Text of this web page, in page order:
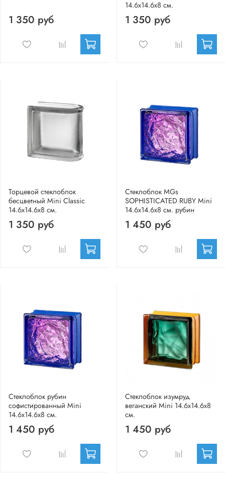
1 350 руб
14.6x14.6x8 см.
1 350 руб
Торцевой стеклоблок
бесцветный Mini Classic
14.6x14.6x8 см.
1 350 руб
Стеклоблок MGs
SOPHISTICATED RUBY Mini
14.6x14.6x8 см. рубин
1 450 руб
Стеклоблок рубин
софистированный Mini
14.6x14.6x8 см.
1 450 руб
Стеклоблок изумруд
веганский Mini 14.6x14.6x8
см.
1 450 руб